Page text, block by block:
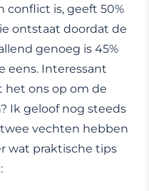
conflict is, geeft 50%
ontstaat doordat de
genoeg is 45%
eens. Interessant
het ons op om de
Ik geloof nog steeds
vechten hebben
wat praktische tips